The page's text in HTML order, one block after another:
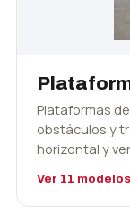
Plataformas
obstáculos y
horizontal y
Ver 11